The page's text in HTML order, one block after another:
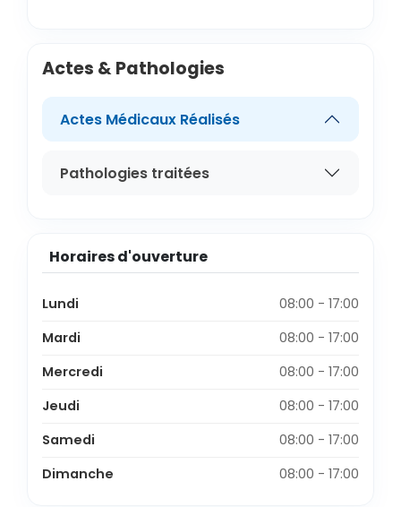
Actes & Pathologies
Actes Médicaux Réalisés
Pathologies traitées
Horaires d'ouverture
Lundi
08:00 - 17:00
Mardi
08:00 - 17:00
Mercredi
08:00 - 17:00
Jeudi
08:00 - 17:00
Samedi
08:00 - 17:00
Dimanche
08:00 - 17:00